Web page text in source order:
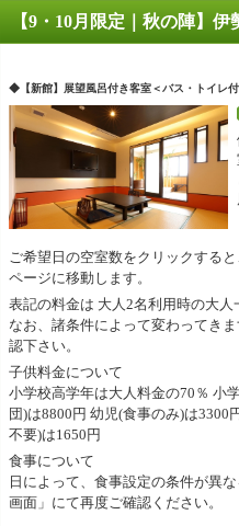
【9・10月限定｜秋の陣】
◆【新館】展望風呂付き客室＜バス・トイレ付
ご希望日の空室数をクリックする
ページに移動します。
表記の料金は 大人2名利用時の大
なお、諸条件によって変わってき
認下さい。
子供料金について
小学校高学年は大人料金の70％ 小
団)は8800円 幼児(食事のみ)は3300
不要)は1650円
食事について
日によって、食事設定の条件が異
画面」にて再度ご確認ください。